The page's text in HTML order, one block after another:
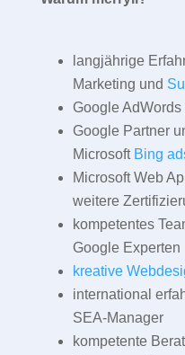
langjährige
Marketing und
Google
Google Partner
Microsoft Bing
Microsoft Web
weitere
kompetentes
Google Experten
kreative
international
SEA-Manager
kompetente